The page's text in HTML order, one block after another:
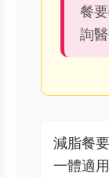
餐
詢醫
減脂餐
一體適